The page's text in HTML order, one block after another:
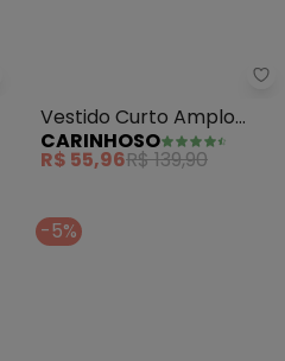
Vestido Curto Amplo
(Rosê)
CARINHOSO
R$ 55,96R$ 139,90
-5%